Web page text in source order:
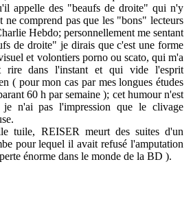
appelle des "beaufs de droite" qui n'y
comprend pas que les "bons" lecteurs
Hebdo; personnellement me sentant
de droite" je dirais que c'est une forme
et volontiers porno ou scato, qui m'a
rire dans l'instant et qui vide l'esprit
( pour mon cas par mes longues études
60 h par semaine ); cet humour n'est
n'ai pas l'impression que le clivage
tuile, REISER meurt des suites d'un
pour lequel il avait refusé l'amputation
énorme dans le monde de la BD ).